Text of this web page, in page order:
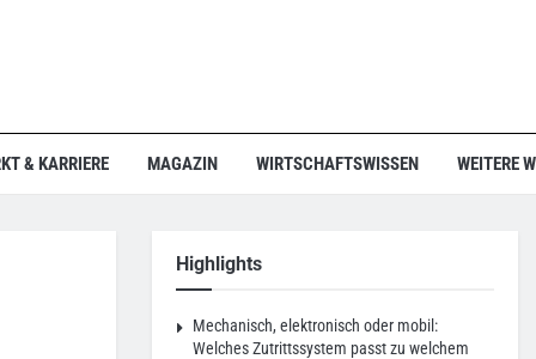
& KARRIERE MAGAZIN WIRTSCHAFTSWISSEN WEITERE
Highlights
Mechanisch, elektronisch oder mobil:
Welches Zutrittssystem passt zu welchem